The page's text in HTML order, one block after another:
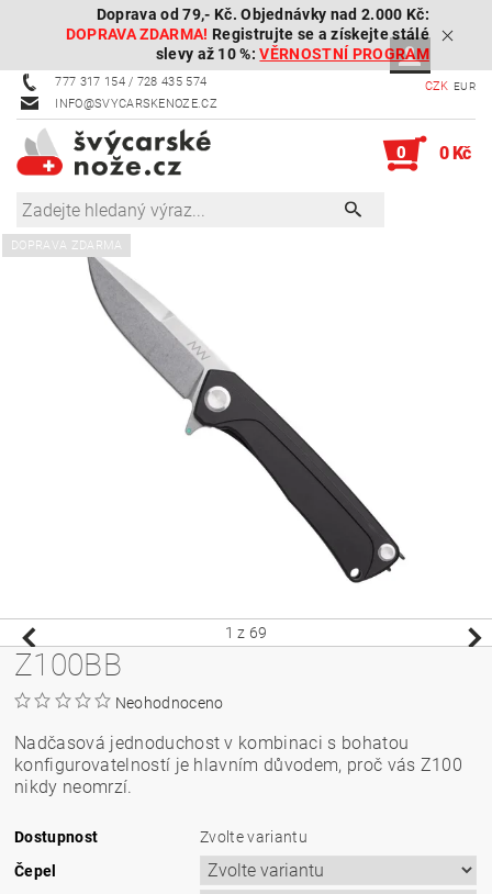
Doprava od 79,- Kč. Objednávky nad 2.000 Kč:
DOPRAVA ZDARMA! Registrujte se a získejte stálé
slevy až 10 %:VĚRNOSTNÍ PROGRAM
777 317 154 / 728 435 574
INFO@SVYCARSKENOZE.CZ
CZK EUR
0 0 Kč
DOPRAVA ZDARMA
1 z 69
Z100BB
Neohodnoceno
Nadčasová jednoduchost v kombinaci s bohatou
konfigurovatelností je hlavním důvodem, proč vás Z100
nikdy neomrzí.
Dostupnost
Zvolte variantu
Čepel